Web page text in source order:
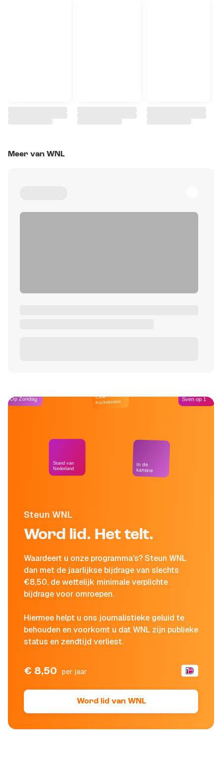
Meer van WNL
Steun WNL
Word lid. Het telt.
Waardeert u onze programma's? Steun WNL
dan met de jaarlijkse bijdrage van slechts
€8,50, de wettelijk minimale verplichte
bijdrage voor omroepen.
Hiermee helpt u ons journalistieke geluid te
behouden en voorkomt u dat WNL zijn publieke
status en zendtijd verliest.
€ 8,50 per jaar
Word lid van WNL
Op Zondag
Stand van
Nederland
Café
Kockelmann
In de
kantine
Sven op 1